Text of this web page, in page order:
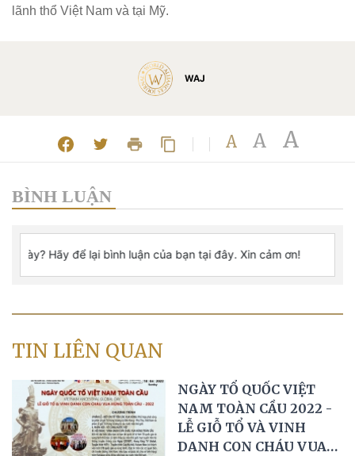
lãnh thổ Việt Nam và tại Mỹ.
WAJ
A A A
BÌNH LUẬN
TIN LIÊN QUAN
NGÀY TỔ QUỐC VIỆT
NAM TOÀN CẦU 2022 -
LỄ GIỖ TỔ VÀ VINH
DANH CON CHÁU VUA